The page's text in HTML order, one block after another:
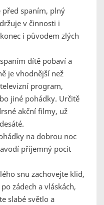
před spaním, plný
v činnosti i
i původem zlých
dítě pobaví a
je vhodnější než
program,
jiné pohádky. Určitě
akční filmy, už
na dobrou noc
příjemný pocit
snu zachovejte klid,
zádech a vláskách,
slabé světlo a